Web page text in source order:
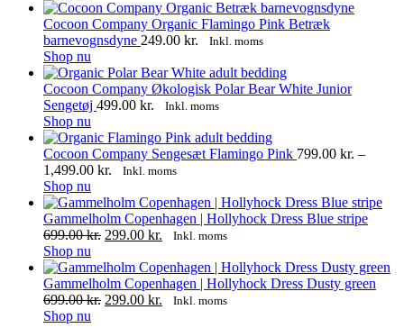
Cocoon Company Organic Flamingo Pink Betræk
barnevognsdyne 249.00 kr. Inkl. moms
Shop nu
Cocoon Company Økologisk Polar Bear White Junior
Sengetøj 499.00 kr. Inkl. moms
Shop nu
Cocoon Company Sengesæt Flamingo Pink 799.00 kr. –
1,499.00 kr. Prisinterval:
til
1,499.00 kr.
Inkl. moms
Shop nu
vare
har
flere
Mulighederne
kan
vælges
Gammelholm Copenhagen | Hollyhock Dress Blue stripe
699.00kr. Den
pris
var:
699.00 kr..
299.00 kr. Den
pris
er:
299.00 kr..
Inkl. moms
Shop nu
vare
har
flere
Gammelholm Copenhagen | Hollyhock Dress Dusty green
699.00kr. Den
299.00 kr. Den
Inkl. moms
Shop nu